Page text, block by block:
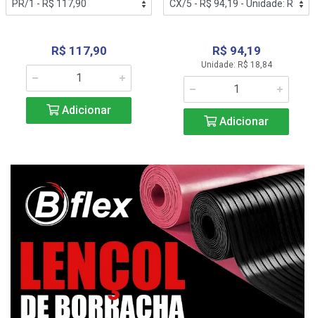
R$ 117,90
Adicionar
R$ 94,19
Unidade: R$ 18,84
Adicionar